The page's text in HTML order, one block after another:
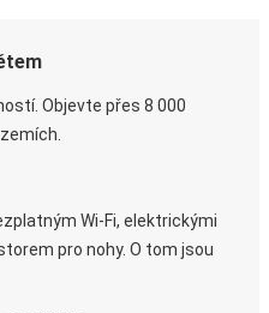
Objevte přes 8 000
Wi-Fi, elektrickými
pro nohy. O tom jsou